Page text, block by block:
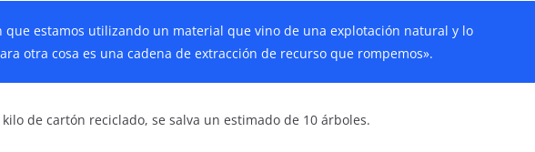
que estamos utilizando un material que vino de una explotación natural y lo
otra cosa es una cadena de extracción de recurso que rompemos».
de cartón reciclado, se salva un estimado de 10 árboles.